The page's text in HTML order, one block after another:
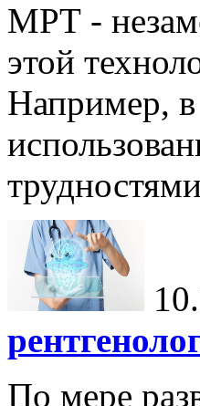
МРТ -
этой
Например, в
По мере